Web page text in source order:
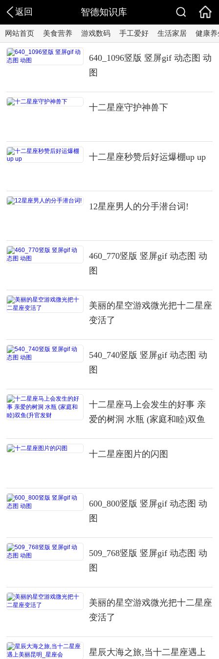
返回 智德知识库
网站首页 美食营养 游戏数码 手工爱好 生活家居 健康养
640_1096竖版 竖屏gif 动态图 动
图
十二星座守护神兽下
十二星座秒赞后好运爆棚up up
12星座男人的分手潜台词!
460_770竖版 竖屏gif 动态图 动
图
美丽的星空游戏微光把十二星座
变活了
540_740竖版 竖屏gif 动态图 动
图
十二星座马上会发生的好事 亲
爱的树洞 水瓶 (家庭和睦)双鱼
十二星座图片的闪图
600_800竖版 竖屏gif 动态图 动
图
509_768竖版 竖屏gif 动态图 动
图
美丽的星空游戏微光把十二星座
变活了
星辰大海之旅,当十二星座遇上